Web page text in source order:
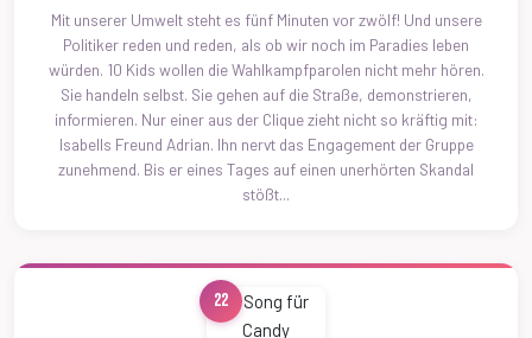
Mit unserer Umwelt steht es fünf Minuten vor zwölf! Und unsere
Politiker reden und reden, als ob wir noch im Paradies leben
würden. 10 Kids wollen die Wahlkampfparolen nicht mehr hören.
Sie handeln selbst. Sie gehen auf die Straße, demonstrieren,
informieren. Nur einer aus der Clique zieht nicht so kräftig mit:
Isabells Freund Adrian. Ihn nervt das Engagement der Gruppe
zunehmend. Bis er eines Tages auf einen unerhörten Skandal
stößt...
22